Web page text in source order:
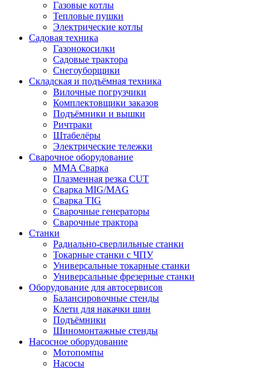
Газовые котлы
Тепловые пушки
Электрические котлы
Садовая техника
Газонокосилки
Садовые трактора
Снегоуборщики
Складская и подъёмная техника
Вилочные погрузчики
Комплектовщики заказов
Подъёмники и вышки
Ричтраки
Штабелёры
Электрические тележки
Сварочное оборудование
MMA Сварка
Плазменная резка CUT
Сварка MIG/MAG
Сварка TIG
Сварочные генераторы
Сварочные трактора
Станки
Радиально-сверлильные станки
Токарные станки с ЧПУ
Универсальные токарные станки
Универсальные фрезерные станки
Оборудование для автосервисов
Балансировочные стенды
Клети для накачки шин
Подъёмники
Шиномонтажные стенды
Насосное оборудование
Мотопомпы
Насосы